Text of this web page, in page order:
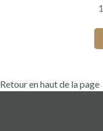
1
Retour en haut de la page